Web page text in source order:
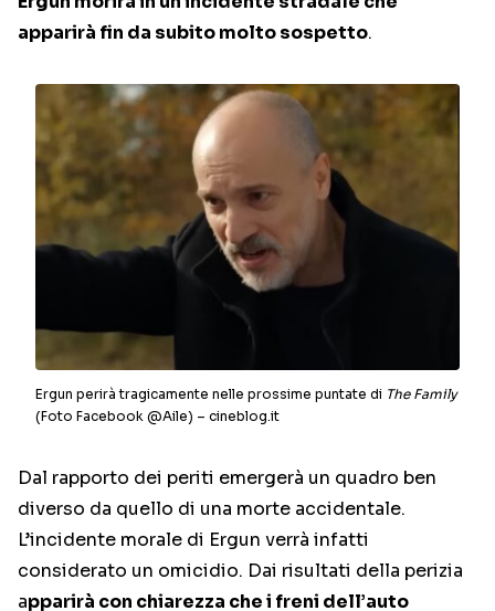
apparirà fin da subito molto sospetto.
Ergun perirà tragicamente nelle prossime puntate di The Family
(Foto Facebook @Aile) – cineblog.it
Dal rapporto dei periti emergerà un quadro ben
diverso da quello di una morte accidentale.
L’incidente morale di Ergun verrà infatti
considerato un omicidio. Dai risultati della perizia
apparirà con chiarezza che i freni dell’auto